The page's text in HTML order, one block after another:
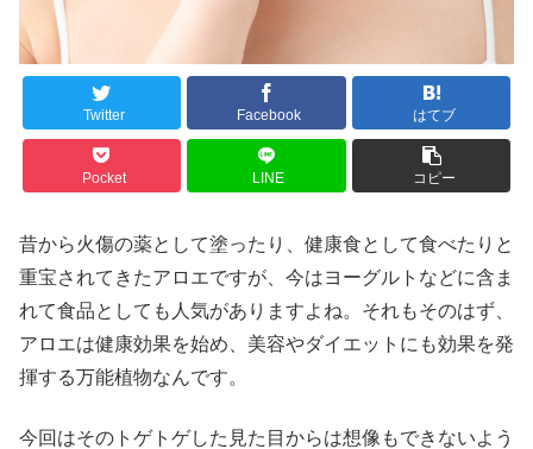
Twitter Facebook はてブ
Pocket LINE コピー
昔から火傷の薬として塗ったり、健康食として食べたりと
重宝されてきたアロエですが、今はヨーグルトなどに含ま
れて食品としても人気がありますよね。それもそのはず、
アロエは健康効果を始め、美容やダイエットにも効果を発
揮する万能植物なんです。
今回はそのトゲトゲした見た目からは想像もできないよう